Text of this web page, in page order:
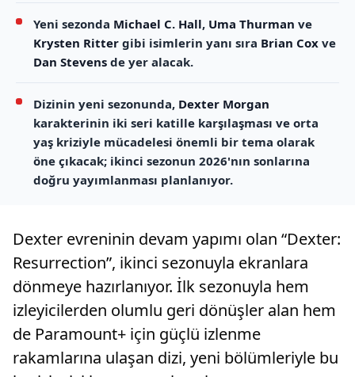
Yeni sezonda Michael C. Hall, Uma Thurman ve
Krysten Ritter gibi isimlerin yanı sıra Brian Cox ve
Dan Stevens de yer alacak.
Dizinin yeni sezonunda, Dexter Morgan
karakterinin iki seri katille karşılaşması ve orta
yaş kriziyle mücadelesi önemli bir tema olarak
öne çıkacak; ikinci sezonun 2026'nın sonlarına
doğru yayımlanması planlanıyor.
Dexter evreninin devam yapımı olan “Dexter:
Resurrection”, ikinci sezonuyla ekranlara
dönmeye hazırlanıyor. İlk sezonuyla hem
izleyicilerden olumlu geri dönüşler alan hem
de Paramount+ için güçlü izlenme
rakamlarına ulaşan dizi, yeni bölümleriyle bu